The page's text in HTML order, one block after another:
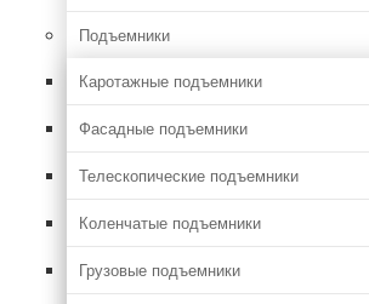
Подъемники
Каротажные подъемники
Фасадные подъемники
Телескопические подъемники
Коленчатые подъемники
Грузовые подъемники